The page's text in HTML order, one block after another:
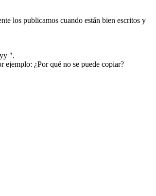
los publicamos cuando están bien escritos y
".
ejemplo: ¿Por qué no se puede copiar?